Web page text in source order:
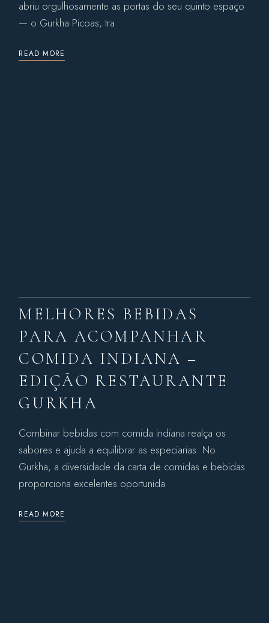
abriu orgulhosamente as portas do seu quinto espaço
— o Gurkha Picoas, tra
READ MORE
MELHORES BEBIDAS
PARA ACOMPANHAR
COMIDA INDIANA –
EDIÇÃO RESTAURANTE
GURKHA
Combinar bebidas com comida indiana realça os
sabores e ajuda a equilibrar as especiarias. No
Gurkha, a diversidade da carta de comidas e bebidas
proporciona excelentes oportunida
READ MORE